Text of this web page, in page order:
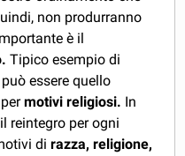
non produrranno
è il
Tipico esempio di
essere quello
motivi religiosi. In
reintegro per ogni
dirazza, religione,